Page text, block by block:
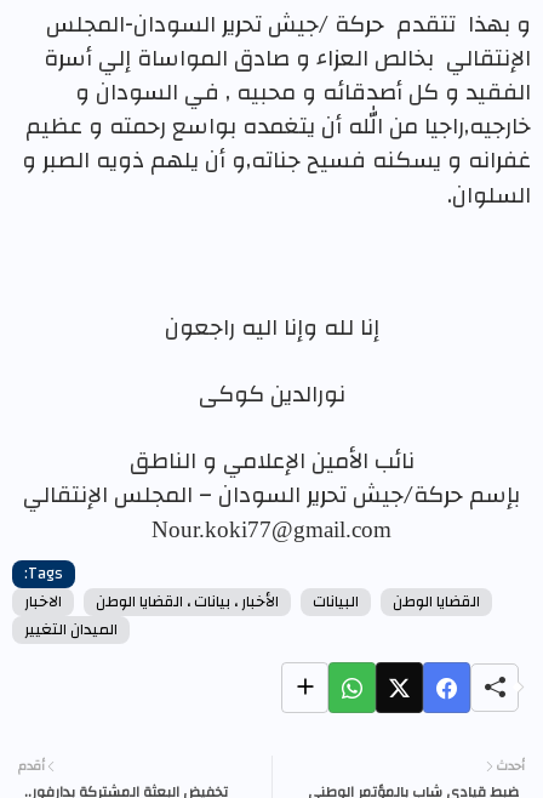
و بهذا تتقدم حركة /جيش تحرير السودان-المجلس
الإنتقالي بخالص العزاء و صادق المواساة إلي أسرة
الفقيد و كل أصدقائه و محبيه , في السودان و
خارجيه,راجيا من الله أن يتغمده بواسع رحمته و عظيم
غفرانه و يسكنه فسيح جناته,و أن يلهم ذويه الصبر و
السلوان.
إنا لله وإنا اليه راجعون
نورالدين كوكى
نائب الأمين الإعلامي و الناطق
بإسم حركة/جيش تحرير السودان – المجلس الإنتقالي
Nour.koki77@gmail.com
Tags:
الاخبار
الأخبار ‏، ‏بيانات ‏، القضايا الوطن البيانات
القضايا الوطن
الميدان التغيير
أحدث
ضبط قيادي شاب بالمؤتمر الوطني
أقدم
تخفيض البعثة المشتركة بدارفور..